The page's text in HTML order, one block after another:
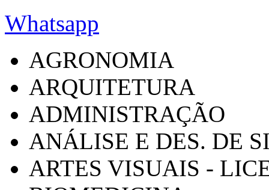
Whatsapp
AGRONOMIA
ARQUITETURA
ADMINISTRAÇÃO
ANÁLISE E DES. DE
ARTES VISUAIS -